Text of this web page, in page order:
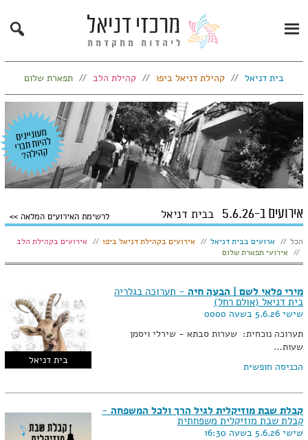
Primary
Menu
Search
בית דניאל קהילת דניאל ביפו קהילת הלב תפארת שלום
אירועים ב-5.6.26 בבית דניאל לרשימת האירועים המלאה
הצג:
הכל ארועים בבית דניאל אירועים בקהילת דניאל ביפו
אירועים בקהילת הלב
אירועי תפארת שלום
בית דניאל
מירי פלאי לשם | הבעה חיה - תערוכה בגלריה
בית דניאל (אולם רחל)
שישי 5.6.26 בשעה 0000
תערוכה נוכחית: שערות סבתא - שירלי ויסמן
שעות…
הכניסה חופשית
קבלת שבת מוזיקלית לגיל הרך ולכל המשפחה -
קבלת שבת מוזיקלית משפחתית
שישי 5.6.26 בשעה 16:30